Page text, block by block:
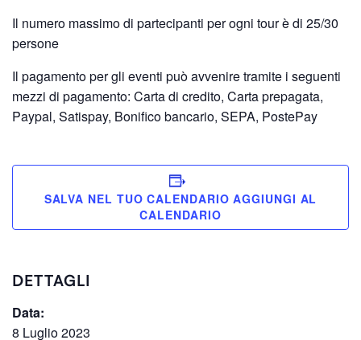
Il numero massimo di partecipanti per ogni tour è di 25/30
persone
Il pagamento per gli eventi può avvenire tramite i seguenti
mezzi di pagamento: Carta di credito, Carta prepagata,
Paypal, Satispay, Bonifico bancario, SEPA, PostePay
SALVA NEL TUO CALENDARIO
DETTAGLI
Data:
8 Luglio 2023